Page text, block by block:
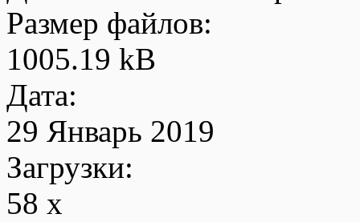
Размер файлов:
1005.19 kB
Дата:
29 Январь 2019
Загрузки:
58 x